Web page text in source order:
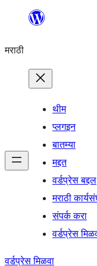
सामुग्रीवर
मराठी
थीम
प्लगइन
बातम्या
मद्दत
वर्डप्रेस बद्दल
मराठी
संपर्क करा
वर्डप्रेस
वर्डप्रेस मिळवा